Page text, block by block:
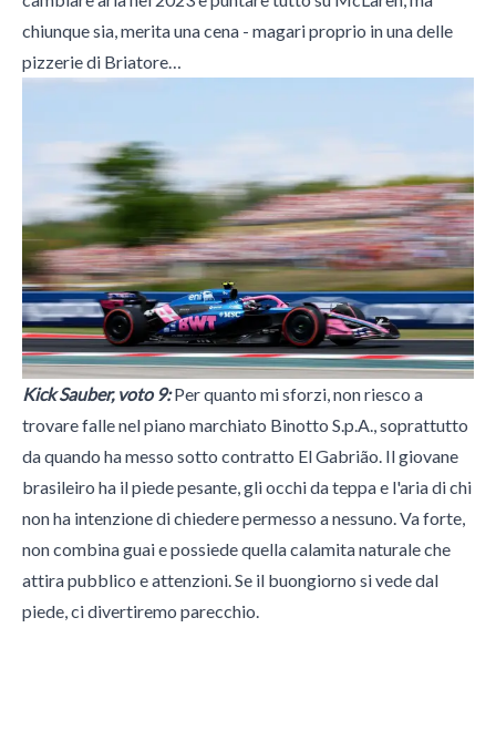
chiunque sia, merita una cena - magari proprio in una delle
pizzerie di Briatore…
Kick Sauber, voto 9:Per quanto mi sforzi, non riesco a
trovare falle nel piano marchiato Binotto S.p.A., soprattutto
da quando ha messo sotto contratto El Gabrião. Il giovane
brasileiro ha il piede pesante, gli occhi da teppa e l'aria di chi
non ha intenzione di chiedere permesso a nessuno. Va forte,
non combina guai e possiede quella calamita naturale che
attira pubblico e attenzioni. Se il buongiorno si vede dal
piede, ci divertiremo parecchio.